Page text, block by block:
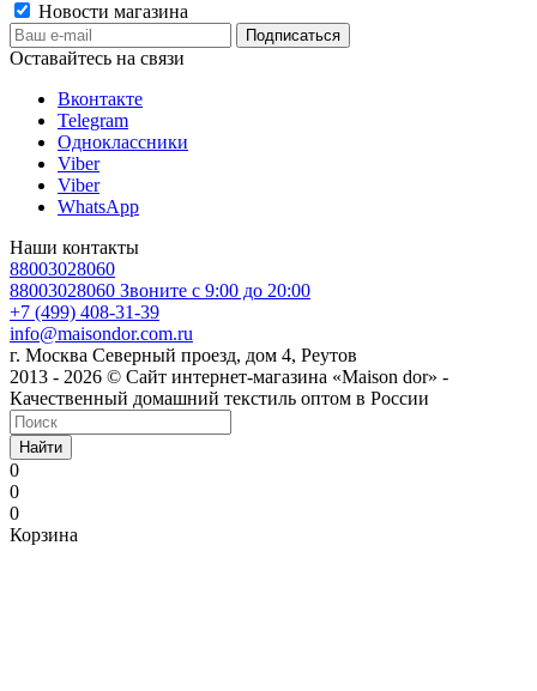
Новости магазина
Оставайтесь на связи
Вконтакте
Telegram
Одноклассники
Viber
Viber
WhatsApp
Наши контакты
88003028060
88003028060 Звоните с 9:00 до 20:00
+7 (499) 408-31-39
info@maisondor.com.ru
г. Москва Северный проезд, дом 4, Реутов
2013 - 2026 © Сайт интернет-магазина «Maison dor» -
Качественный домашний текстиль оптом в России
Найти
0
0
0
Корзина